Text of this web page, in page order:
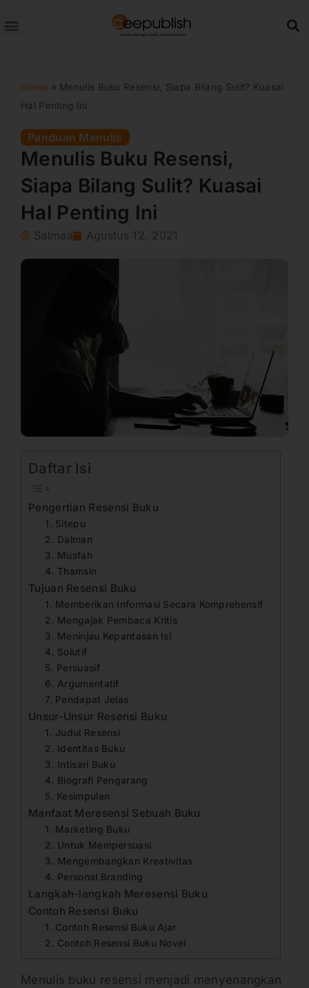
ke
Home » Menulis Buku Resensi, Siapa Bilang Sulit? Kuasai
Hal Penting Ini
Panduan Menulis
Menulis Buku Resensi,
Siapa Bilang Sulit? Kuasai
Hal Penting Ini
Salmaa Agustus 12, 2021
Daftar Isi
Pengertian Resensi Buku
1. Sitepu
2. Dalman
3. Musfah
4. Thamsin
Tujuan Resensi Buku
1. Memberikan Informasi Secara Komprehensif
2. Mengajak Pembaca Kritis
3. Meninjau Kepantasan Isi
4. Solutif
5. Persuasif
6. Argumentatif
7. Pendapat Jelas
Unsur-Unsur Resensi Buku
1. Judul Resensi
2. Identitas Buku
3. Intisari Buku
4. Biografi Pengarang
5. Kesimpulan
Manfaat Meresensi Sebuah Buku
1. Marketing Buku
2. Untuk Mempersuasi
3. Mengembangkan Kreativitas
4. Personal Branding
Langkah-langkah Meresensi Buku
Contoh Resensi Buku
1. Contoh Resensi Buku Ajar
2. Contoh Resensi Buku Novel
Menulis buku resensi menjadi menyenangkan